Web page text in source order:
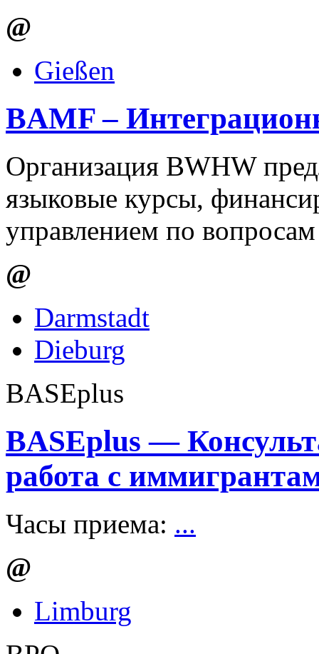
@
Gießen
BAMF –
Организация BWHW
языковые курсы,
управлением по
@
Darmstadt
Dieburg
BASEplus
BASEplus —
работа с
Часы приема: ...
@
Limburg